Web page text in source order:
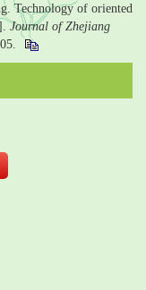
Technology of oriented
Journal of Zhejiang